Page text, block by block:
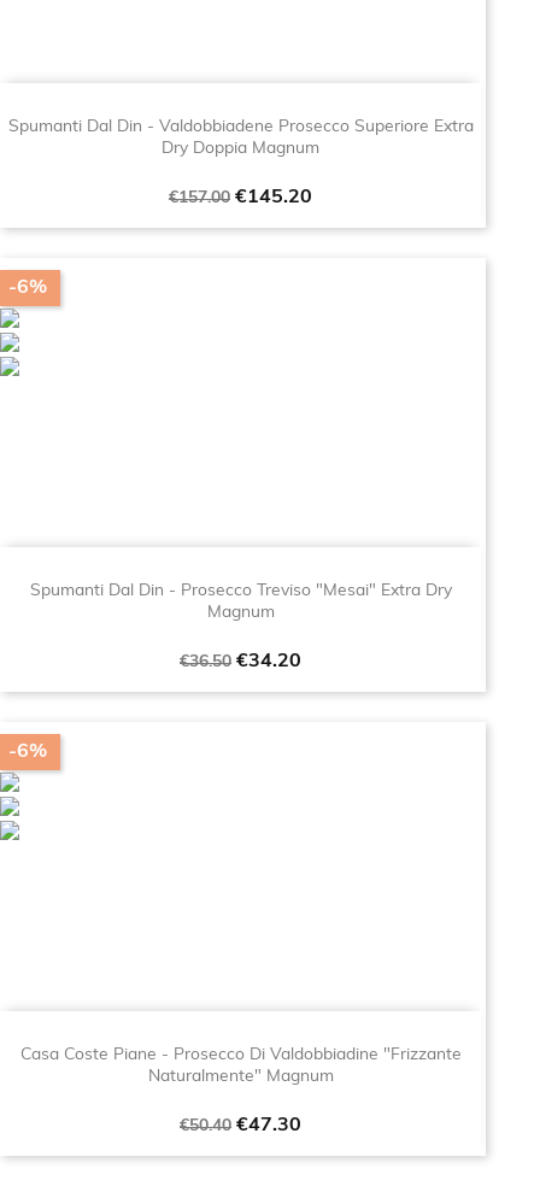
Spumanti Dal Din - Valdobbiadene Prosecco Superiore Extra
Dry Doppia Magnum
Regular
€157.00 Price
€145.20
Spumanti Dal Din - Prosecco Treviso "Mesai" Extra Dry
Magnum
Regular
€36.50 Price
€34.20
-6%
Casa Coste Piane - Prosecco Di Valdobbiadine "Frizzante
Naturalmente" Magnum
Regular
€50.40 Price
€47.30
-6%